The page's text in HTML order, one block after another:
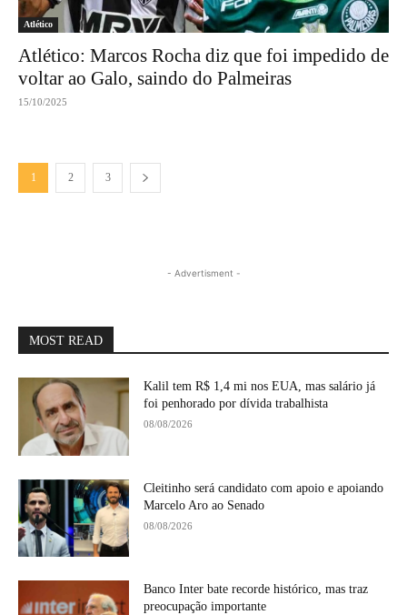
Atlético
Atlético: Marcos Rocha diz que foi impedido de
voltar ao Galo, saindo do Palmeiras
15/10/2025
1 2 3
- Advertisment -
MOST READ
Kalil tem R$ 1,4 mi nos EUA, mas salário já
foi penhorado por dívida trabalhista
08/08/2026
Cleitinho será candidato com apoio e apoiando
Marcelo Aro ao Senado
08/08/2026
Banco Inter bate recorde histórico, mas traz
preocupação importante